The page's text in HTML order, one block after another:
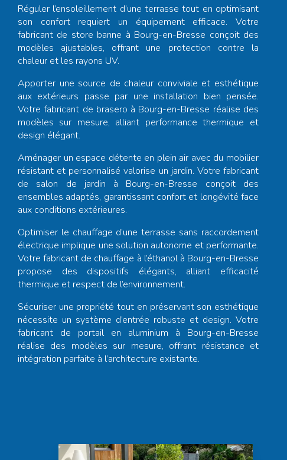
Réguler l’ensoleillement d’une terrasse tout en optimisant
son confort requiert un équipement efficace. Votre
fabricant de store banne à Bourg-en-Bresse conçoit des
modèles ajustables, offrant une protection contre la
chaleur et les rayons UV.
Apporter une source de chaleur conviviale et esthétique
aux extérieurs passe par une installation bien pensée.
Votrefabricant de brasero à Bourg-en-Bresse réalise des
modèles sur mesure, alliant performance thermique et
design élégant.
Aménager un espace détente en plein air avec du mobilier
résistant et personnalisé valorise un jardin. Votre fabricant
de salon de jardin à Bourg-en-Bresse conçoit des
ensembles adaptés, garantissant confort et longévité face
aux conditions extérieures.
Optimiser le chauffage d’une terrasse sans raccordement
électrique implique une solution autonome et performante.
Votrefabricant de chauffage à l’éthanol à Bourg-en-Bresse
propose des dispositifs élégants, alliant efficacité
thermique et respect de l’environnement.
Sécuriser une propriété tout en préservant son esthétique
nécessite un système d’entrée robuste et design. Votre
fabricant de portail en aluminium à Bourg-en-Bresse
réalise des modèles sur mesure, offrant résistance et
intégration parfaite à l’architecture existante.